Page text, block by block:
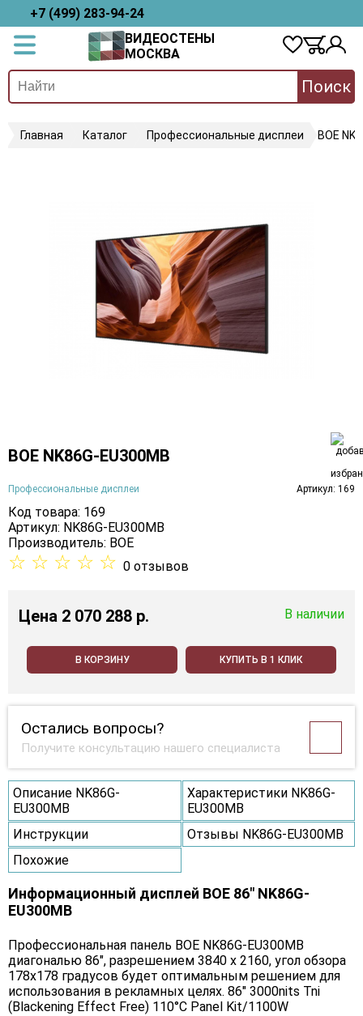
+7 (499) 283-94-24
ВИДЕОСТЕНЫ
МОСКВА
Поиск
Главная Каталог Профессиональные дисплеи BOE
BOE NK86G-EU300MB
Профессиональные дисплеи Артикул: 169
Код товара: 169
Артикул: NK86G-EU300MB
Производитель: BOE
☆ ☆ ☆ ☆ ☆ 0 отзывов
Цена 2 070 288 p. В наличии
В КОРЗИНУ КУПИТЬ В 1 КЛИК
Остались вопросы?
Получите консультацию нашего специалиста
Описание NK86G-
EU300MB
Характеристики NK86G-
EU300MB
Инструкции
Отзывы NK86G-EU300MB
Похожие
Информационный дисплей BOE 86" NK86G-
EU300MB
Профессиональная панель BOE NK86G-EU300MB
диагональю 86", разрешением 3840 x 2160, угол обзора
178х178 градусов будет оптимальным решением для
использования в рекламных целях. 86" 3000nits Tni
(Blackening Effect Free) 110°C Panel Kit/1100W